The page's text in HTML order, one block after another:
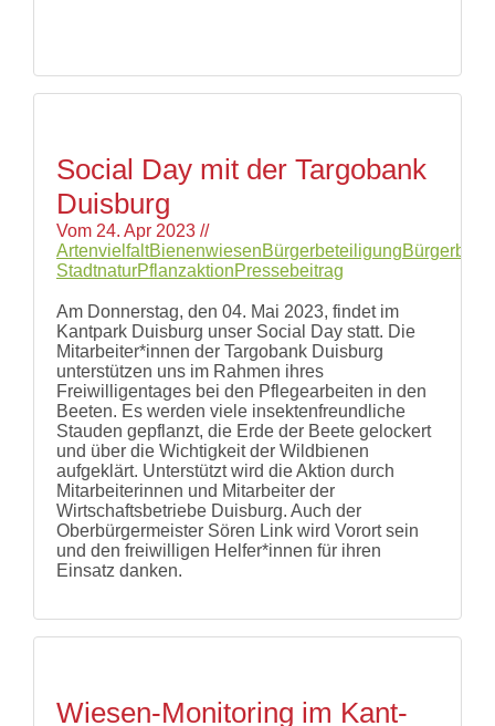
Social Day mit der Targobank
Duisburg
Vom 24. Apr 2023 //
ArtenvielfaltBienenwiesenBürgerbeteiligung
StadtnaturPflanzaktionPressebeitrag
Am Donnerstag, den 04. Mai 2023, findet im
Kantpark Duisburg unser Social Day statt. Die
Mitarbeiter*innen der Targobank Duisburg
unterstützen uns im Rahmen ihres
Freiwilligentages bei den Pflegearbeiten in den
Beeten. Es werden viele insektenfreundliche
Stauden gepflanzt, die Erde der Beete gelockert
und über die Wichtigkeit der Wildbienen
aufgeklärt. Unterstützt wird die Aktion durch
Mitarbeiterinnen und Mitarbeiter der
Wirtschaftsbetriebe Duisburg. Auch der
Oberbürgermeister Sören Link wird Vorort sein
und den freiwilligen Helfer*innen für ihren
Einsatz danken.
Wiesen-Monitoring im Kant-